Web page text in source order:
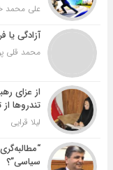
علی محمد
آزادگی یا
محمد قلی
از عزای
تندروها
لیلا قرایی
سیاسی”؟